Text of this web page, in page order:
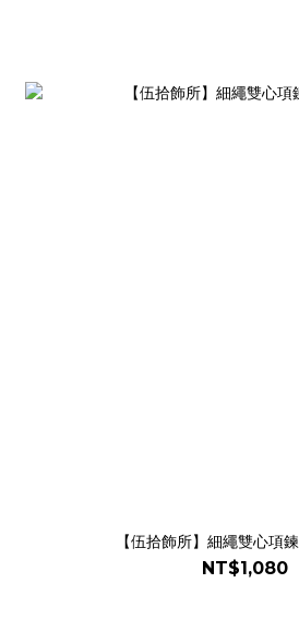
【伍拾飾所】細繩雙心項
NT$1,080